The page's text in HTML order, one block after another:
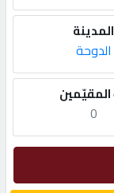
المدينة
الدوحة
المقيّمين
0